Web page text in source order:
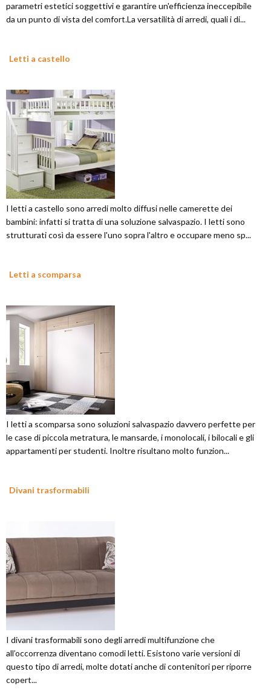
parametri estetici soggettivi e garantire un'efficienza ineccepibile
da un punto di vista del comfort.La versatilità di arredi, quali i di...
Letti a castello
I letti a castello sono arredi molto diffusi nelle camerette dei
bambini: infatti si tratta di una soluzione salvaspazio. I letti sono
strutturati così da essere l'uno sopra l'altro e occupare meno sp...
Letti a scomparsa
I letti a scomparsa sono soluzioni salvaspazio davvero perfette per
le case di piccola metratura, le mansarde, i monolocali, i bilocali e gli
appartamenti per studenti. Inoltre risultano molto funzion...
Divani trasformabili
I divani trasformabili sono degli arredi multifunzione che
all’occorrenza diventano comodi letti. Esistono varie versioni di
questo tipo di arredi, molte dotati anche di contenitori per riporre
copert...